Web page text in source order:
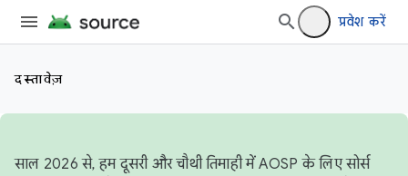
प्रवेश करें
दस्तावेज़
साल 2026 से, हम दूसरी और चौथी तिमाही में AOSP के लिए सोर्स